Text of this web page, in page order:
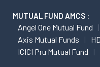
MUTUAL FUND AMCS :
Angel One Mutual Fund
Axis Mutual Funds
ICICI Pru Mutual Fund